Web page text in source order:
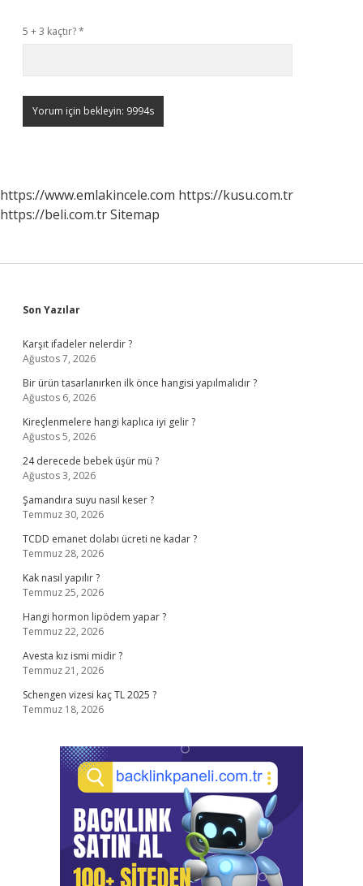
5 + 3 kaçtır?*
https://www.emlakincele.com https://kusu.com.tr
https://beli.com.trSitemap
Sidebar
Son Yazılar
Karşıt ifadeler nelerdir ?
Ağustos 7, 2026
Bir ürün tasarlanırken ilk önce hangisi yapılmalıdır ?
Ağustos 6, 2026
Kireçlenmelere hangi kaplıca iyi gelir ?
Ağustos 5, 2026
24 derecede bebek üşür mü ?
Ağustos 3, 2026
Şamandıra suyu nasıl keser ?
Temmuz 30, 2026
TCDD emanet dolabı ücreti ne kadar ?
Temmuz 28, 2026
Kak nasıl yapılır ?
Temmuz 25, 2026
Hangi hormon lipödem yapar ?
Temmuz 22, 2026
Avesta kız ismi midir ?
Temmuz 21, 2026
Schengen vizesi kaç TL 2025 ?
Temmuz 18, 2026